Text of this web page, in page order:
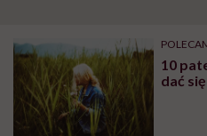
może chyba tylko
głupota i brak
wyobraźni"
10
dać